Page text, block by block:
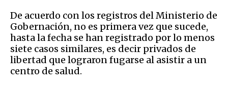
De acuerdo con los registros del Ministerio de
Gobernación, no es primera vez que sucede,
hasta la fecha se han registrado por lo menos
siete casos similares, es decir privados de
libertad que lograron fugarse al asistir a un
centro de salud.